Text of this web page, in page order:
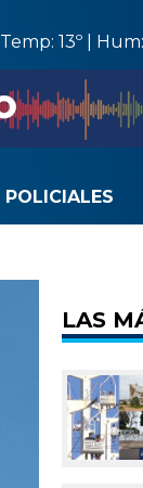
Temp: 13º |
POLICIALES
LAS